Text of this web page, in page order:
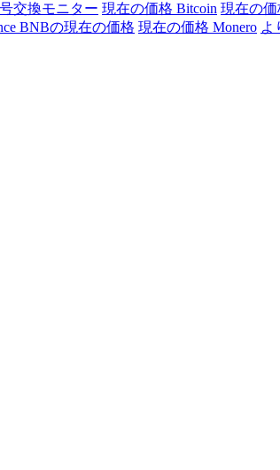
交換モニター 現在の価格 Bitcoin 現在の価
BNBの現在の価格 現在の価格 Monero よ